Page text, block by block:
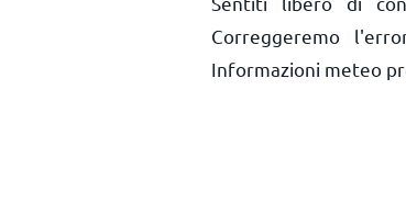
Correggeremo
Informazioni meteo